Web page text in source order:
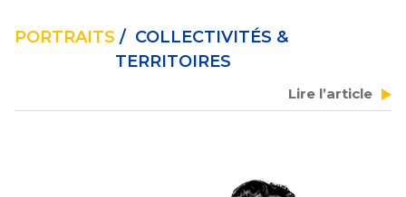
PORTRAITS / COLLECTIVITÉS &
TERRITOIRES
Lire l’article